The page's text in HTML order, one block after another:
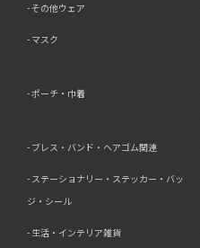
その他ウェア
マスク
ポーチ・巾着
ブレス・バンド・ヘアゴム関連
ステーショナリー・ステッカー・バッ
ジ・シール
生活・インテリア雑貨